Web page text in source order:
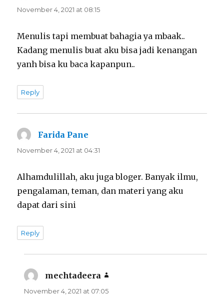
November 4, 2021 at 08:15
Menulis tapi membuat bahagia ya mbaak..
Kadang menulis buat aku bisa jadi kenangan
yanh bisa ku baca kapanpun..
Reply
Farida Pane
November 4, 2021 at 04:31
Alhamdulillah, aku juga bloger. Banyak ilmu,
pengalaman, teman, dan materi yang aku
dapat dari sini
Reply
mechtadeera
November 4, 2021 at 07:05